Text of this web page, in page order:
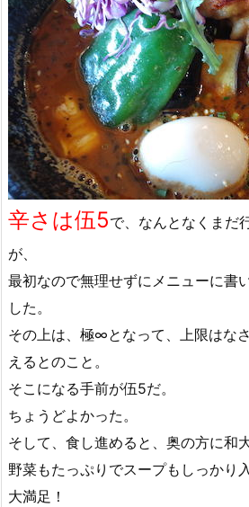
辛さは伍5で、なんとなくまだ
が、
最初なので無理せずにメニューに書
した。
その上は、極∞となって、上限はな
えるとのこと。
そこになる手前が伍5だ。
ちょうどよかった。
そして、食し進めると、奥の方に和
野菜もたっぷりでスープもしっかり
大満足！